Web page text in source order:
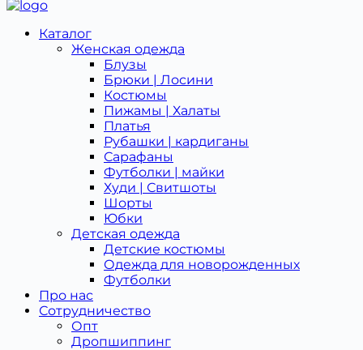
Каталог
Женская одежда
Блузы
Брюки | Лосини
Костюмы
Пижамы | Халаты
Платья
Рубашки | кардиганы
Сарафаны
Футболки | майки
Худи | Свитшоты
Шорты
Юбки
Детская одежда
Детcкие костюмы
Одежда для новорожденных
Футболки
Про нас
Сотрудничество
Опт
Дропшиппинг